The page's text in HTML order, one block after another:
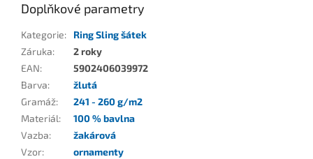
Doplňkové parametry
Kategorie:
Ring Sling šátek
Záruka:
2 roky
EAN:
5902406039972
Barva:
žlutá
Gramáž:
241 - 260 g/m2
Materiál:
100 % bavlna
Vazba:
žakárová
Vzor: ornamenty